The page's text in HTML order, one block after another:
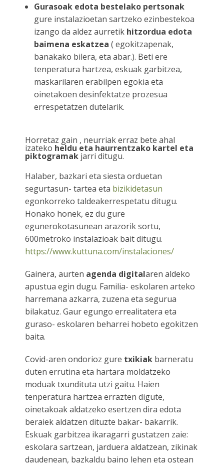
Gurasoak edota bestelako pertsonak
gure instalazioetan sartzeko ezinbestekoa
izango da aldez aurretik hitzordua edota
baimena eskatzea ( egokitzapenak,
banakako bilera, eta abar.). Beti ere
tenperatura hartzea, eskuak garbitzea,
maskarilaren erabilpen egokia eta
oinetakoen desinfektatze prozesua
errespetatzen dutelarik.
Horretaz gain , neurriak erraz bete ahal
izateko heldu eta haurrentzako kartel eta
piktogramak jarri ditugu.
Halaber, bazkari eta siesta orduetan
segurtasun- tartea eta bizikidetasun
egonkorreko taldeakerrespetatu ditugu.
Honako honek, ez du gure
egunerokotasunean arazorik sortu,
600metroko instalazioak bait ditugu.
https://www.kuttuna.com/instalaciones/
Gainera, aurten agenda digitalaren aldeko
apustua egin dugu. Familia- eskolaren arteko
harremana azkarra, zuzena eta segurua
bilakatuz. Gaur egungo errealitatera eta
guraso- eskolaren beharrei hobeto egokitzen
baita.
Covid-aren ondorioz gure txikiak barneratu
duten errutina eta hartara moldatzeko
moduak txundituta utzi gaitu. Haien
tenperatura hartzea errazten digute,
oinetakoak aldatzeko esertzen dira edota
beraiek aldatzen dituzte bakar- bakarrik.
Eskuak garbitzea ikaragarri gustatzen zaie:
eskolara sartzean, jarduera aldatzean, zikinak
daudenean, bazkaldu baino lehen eta ostean